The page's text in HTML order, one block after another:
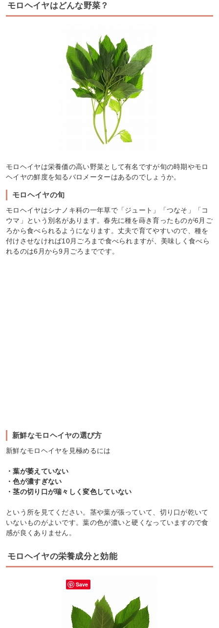
モロヘイヤはどんな野菜？
モロヘイヤは栄養価の高い野菜として有名ですが旬の時期やモロ
ヘイヤの鮮度を知るバロメーターはあるのでしょうか。
モロヘイヤの旬
モロヘイヤはシナノキ科の一年草で「ジュート」「つなそ」「コ
ウマ」という別名があります。春先に種を蒔き育ったものが6月ご
ろから食べられるようになります。丈夫で育てやすいので、種を
付けさせなければ10月ごろまで食べられますが、美味しく食べら
れるのは6月から9月ごろまでです。
新鮮なモロヘイヤの選び方
新鮮なモロヘイヤを見極めるには
・葉が萎えていない
・色が濃すぎない
・茎の切り口が瑞々しく変色していない
という所を見てください。茎や葉が張っていて、切り口が乾いて
いないものがよいです。葉の色が濃いと硬くなっていますので食
感が良くありません。
モロヘイヤの栄養成分と効能
Save